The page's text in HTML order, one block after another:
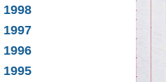
1998
1997
1996
1995